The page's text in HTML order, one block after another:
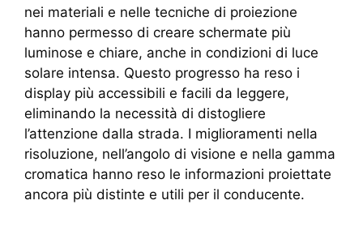
nei materiali e nelle tecniche di proiezione
hanno permesso di creare schermate più
luminose e chiare, anche in condizioni di luce
solare intensa. Questo progresso ha reso i
display più accessibili e facili da leggere,
eliminando la necessità di distogliere
l’attenzione dalla strada. I miglioramenti nella
risoluzione, nell’angolo di visione e nella gamma
cromatica hanno reso le informazioni proiettate
ancora più distinte e utili per il conducente.